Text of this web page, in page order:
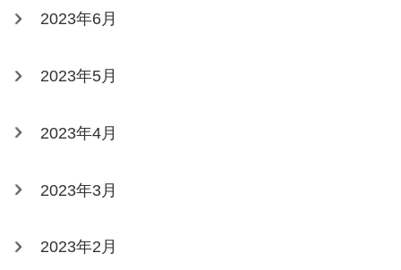
2023年6月
2023年5月
2023年4月
2023年3月
2023年2月